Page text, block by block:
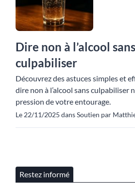
Dire non à l’alcool sans
culpabiliser
Découvrez des astuces simples et
dire non à l’alcool sans culpabiliser
pression de votre entourage.
Le 22/11/2025 dans Soutien par
Restez informé